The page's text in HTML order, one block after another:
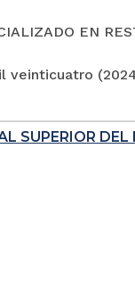
EN
veinticuatro
SUPERIOR